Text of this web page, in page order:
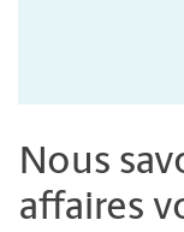
Nous
affaires